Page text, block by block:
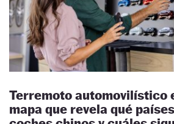
Terremoto automovilístico
mapa que revela qué